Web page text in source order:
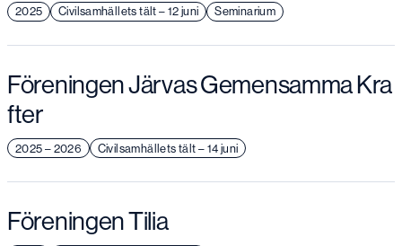
2025 Seminarium
Civilsamhällets tält – 12 juni
Föreningen Järvas Gemensamma Kra
fter
2025 – 2026 Civilsamhällets tält – 14 juni
Föreningen Tilia